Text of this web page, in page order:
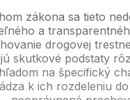
zákona sa tieto
a
drogovej
skutkové podstaty
na špecifický
k ich rozdeleniu